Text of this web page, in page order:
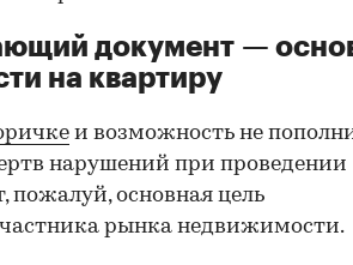
документ —
на квартиру
и возможность не
нарушений при проведении
основная цель
рынка недвижимости.